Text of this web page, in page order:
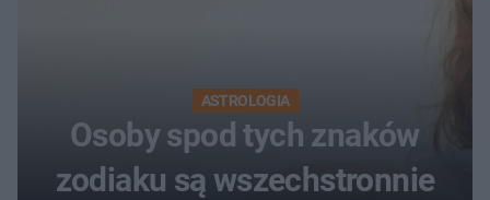
ASTROLOGIA
Osoby spod tych znaków
zodiaku są wszechstronnie